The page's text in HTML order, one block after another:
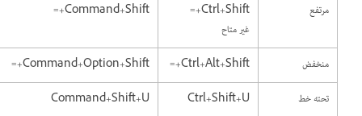
Ctrl+Shift+=
غير متاح
Command+Shift+=
منخفض Ctrl+Alt+Shift+=
Command+Option+Shift+=
تحته خط
Ctrl+Shift+U
Command+Shift+U